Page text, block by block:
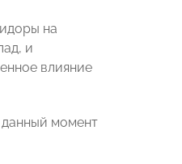
на
и
влияние
данный момент